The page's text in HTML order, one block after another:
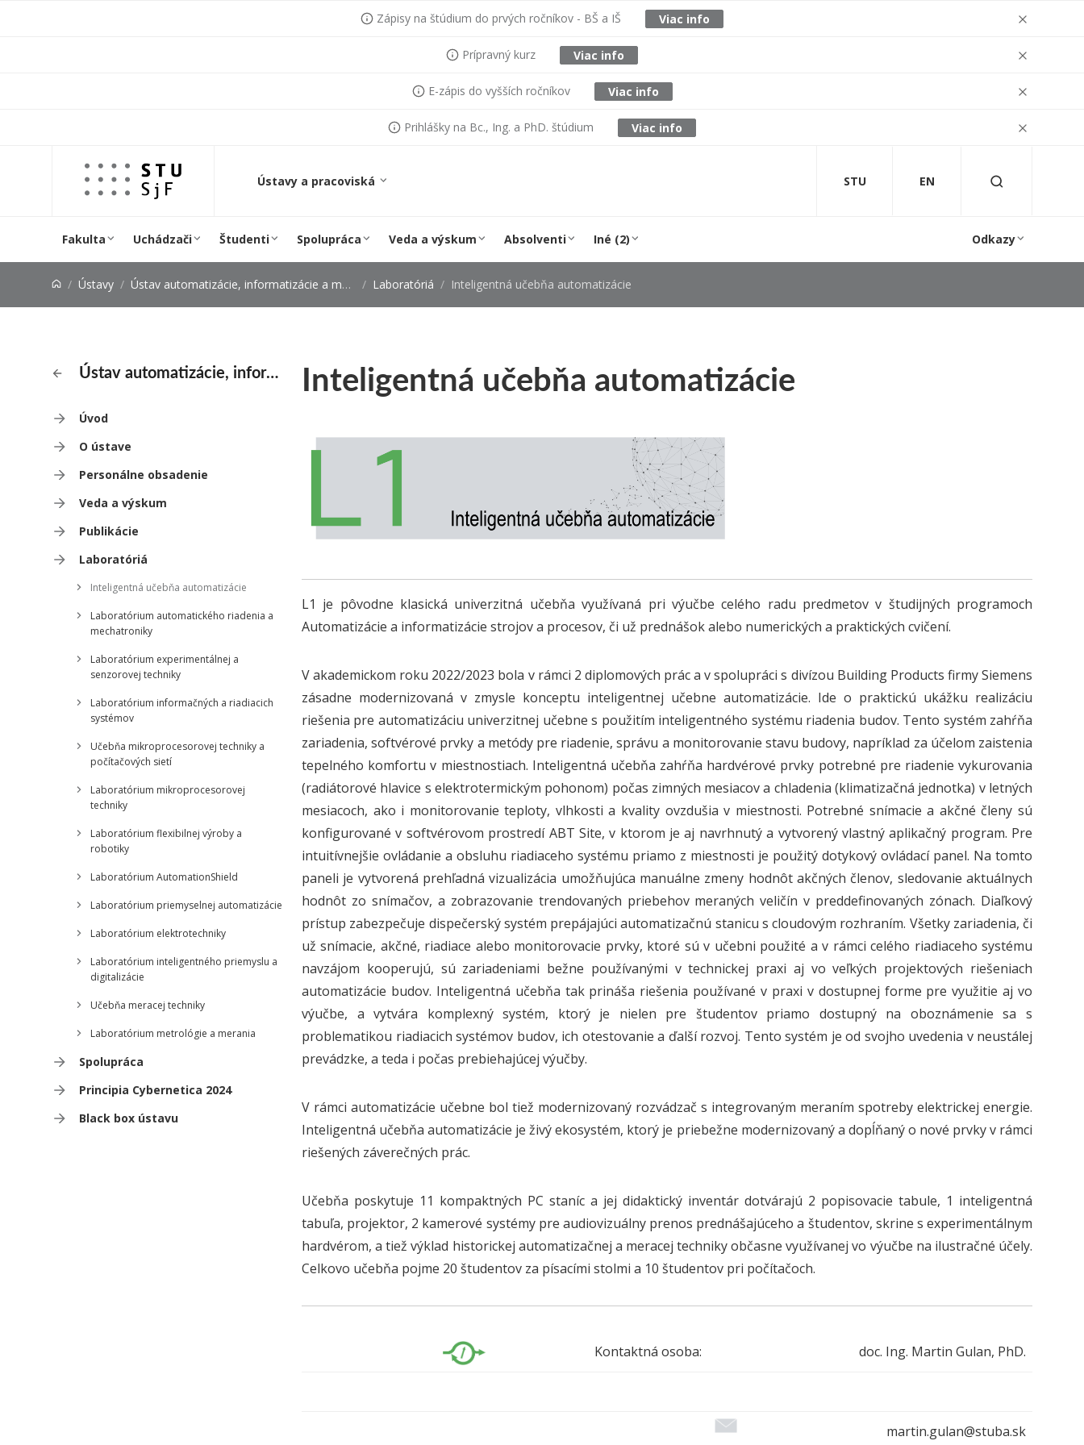
Zápisy na štúdium do prvých ročníkov - BŠ a IŠ Viac info
Prípravný kurz Viac info
E-zápis do vyšších ročníkov Viac info
Prihlášky na Bc., Ing. a PhD. štúdium Viac info
Ústavy a pracoviská STU EN
Fakulta Uchádzači Študenti Spolupráca Veda a výskum Absolventi Iné (2) Odkazy
Ústavy Ústav automatizácie, informatizácie a merania Laboratóriá Inteligentná učebňa automatizácie
Ústav automatizácie, informatizácie a merania
Úvod
O ústave
Personálne obsadenie
Veda a výskum
Publikácie
Laboratóriá
Inteligentná učebňa automatizácie
Laboratórium automatického riadenia a
mechatroniky
Laboratórium experimentálnej a
senzorovej techniky
Laboratórium informačných a riadiacich
systémov
Učebňa mikroprocesorovej techniky a
počítačových sietí
Laboratórium mikroprocesorovej
techniky
Laboratórium flexibilnej výroby a
robotiky
Laboratórium AutomationShield
Laboratórium priemyselnej automatizácie
Laboratórium elektrotechniky
Laboratórium inteligentného priemyslu a
digitalizácie
Učebňa meracej techniky
Laboratórium metrológie a merania
Spolupráca
Principia Cybernetica 2024
Black box ústavu
Inteligentná učebňa automatizácie
L1 je pôvodne klasická univerzitná učebňa využívaná pri výučbe celého radu predmetov v študijných programoch
Automatizácie a informatizácie strojov a procesov, či už prednášok alebo numerických a praktických cvičení.
V akademickom roku 2022/2023 bola v rámci 2 diplomových prác a v spolupráci s divízou Building Products firmy Siemens
zásadne modernizovaná v zmysle konceptu inteligentnej učebne automatizácie. Ide o praktickú ukážku realizáciu
riešenia pre automatizáciu univerzitnej učebne s použitím inteligentného systému riadenia budov. Tento systém zahŕňa
zariadenia, softvérové prvky a metódy pre riadenie, správu a monitorovanie stavu budovy, napríklad za účelom zaistenia
tepelného komfortu v miestnostiach. Inteligentná učebňa zahŕňa hardvérové prvky potrebné pre riadenie vykurovania
(radiátorové hlavice s elektrotermickým pohonom) počas zimných mesiacov a chladenia (klimatizačná jednotka) v letných
mesiacoch, ako i monitorovanie teploty, vlhkosti a kvality ovzdušia v miestnosti. Potrebné snímacie a akčné členy sú
konfigurované v softvérovom prostredí ABT Site, v ktorom je aj navrhnutý a vytvorený vlastný aplikačný program. Pre
intuitívnejšie ovládanie a obsluhu riadiaceho systému priamo z miestnosti je použitý dotykový ovládací panel. Na tomto
paneli je vytvorená prehľadná vizualizácia umožňujúca manuálne zmeny hodnôt akčných členov, sledovanie aktuálnych
hodnôt zo snímačov, a zobrazovanie trendovaných priebehov meraných veličín v preddefinovaných zónach. Diaľkový
prístup zabezpečuje dispečerský systém prepájajúci automatizačnú stanicu s cloudovým rozhraním. Všetky zariadenia, či
už snímacie, akčné, riadiace alebo monitorovacie prvky, ktoré sú v učebni použité a v rámci celého riadiaceho systému
navzájom kooperujú, sú zariadeniami bežne používanými v technickej praxi aj vo veľkých projektových riešeniach
automatizácie budov. Inteligentná učebňa tak prináša riešenia používané v praxi v dostupnej forme pre využitie aj vo
výučbe, a vytvára komplexný systém, ktorý je nielen pre študentov priamo dostupný na oboznámenie sa s
problematikou riadiacich systémov budov, ich otestovanie a ďalší rozvoj. Tento systém je od svojho uvedenia v neustálej
prevádzke, a teda i počas prebiehajúcej výučby.
V rámci automatizácie učebne bol tiež modernizovaný rozvádzač s integrovaným meraním spotreby elektrickej energie.
Inteligentná učebňa automatizácie je živý ekosystém, ktorý je priebežne modernizovaný a dopĺňaný o nové prvky v rámci
riešených záverečných prác.
Učebňa poskytuje 11 kompaktných PC staníc a jej didaktický inventár dotvárajú 2 popisovacie tabule, 1 inteligentná
tabuľa, projektor, 2 kamerové systémy pre audiovizuálny prenos prednášajúceho a študentov, skrine s experimentálnym
hardvérom, a tiež výklad historickej automatizačnej a meracej techniky občasne využívanej vo výučbe na ilustračné účely.
Celkovo učebňa pojme 20 študentov za písacími stolmi a 10 študentov pri počítačoch.
Kontaktná osoba: doc. Ing. Martin Gulan, PhD.
martin.gulan@stuba.sk